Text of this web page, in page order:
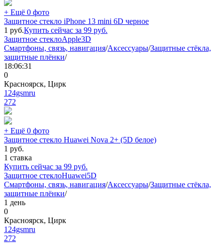
+ Ещё 0 фото
Защитное стекло iPhone 13 mini 6D черное
1 руб.Купить сейчас за 99 руб.
Защитное стеклоApple3D
Смартфоны, связь, навигация/Аксессуары/Защитные стёкла,
защитные плёнки/
18:06:31
0
Красноярск, Цирк
124gsmru
272
+ Ещё 0 фото
Защитное стекло Huawei Nova 2+ (5D белое)
1 руб.
1 ставка
Купить сейчас за 99 руб.
Защитное стеклоHuawei5D
Смартфоны, связь, навигация/Аксессуары/Защитные стёкла,
защитные плёнки/
1 день
0
Красноярск, Цирк
124gsmru
272